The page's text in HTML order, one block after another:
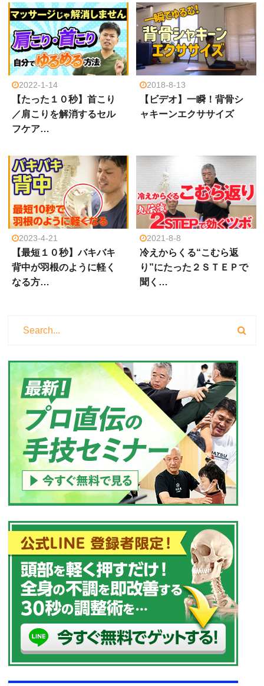
2022-1-14
【たった１０秒】首こり
／肩こりを解消するセル
フケア…
2018-8-13
【ビデオ】一瞬！背骨シ
ャキーンエクササイズ
2023-4-21
【最短１０秒】バキバキ
背中が羽根のように軽く
なる方…
2021-8-8
冷えからくる“こむら返
り”にたった２ＳＴＥＰで
聞く…